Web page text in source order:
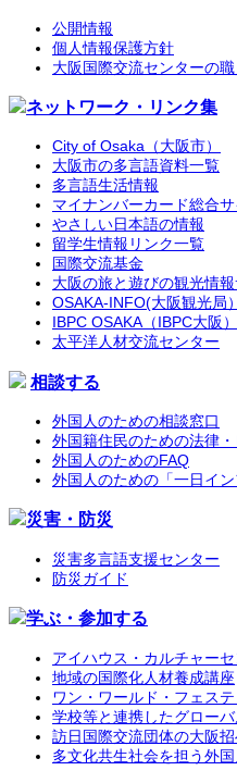
公開情報
個人情報保護方針
大阪国際交流センターの
ネットワーク・リンク集
City of Osaka（大阪市）
大阪市の多言語資料一覧
多言語生活情報
マイナンバーカード総合サ
やさしい日本語の情報
留学生情報リンク一覧
国際交流基金
大阪の旅と遊びの観光情
OSAKA-INFO(大阪観光局）
IBPC OSAKA（IBPC大阪）
太平洋人材交流センター
相談する
外国人のための相談窓口
外国籍住民のための法律
外国人のためのFAQ
外国人のための「一日イ
災害・防災
災害多言語支援センター
防災ガイド
学ぶ・参加する
アイハウス・カルチャー
地域の国際化人材養成講座
ワン・ワールド・フェス
学校等と連携したグロー
訪日国際交流団体の大阪
多文化共生社会を担う外